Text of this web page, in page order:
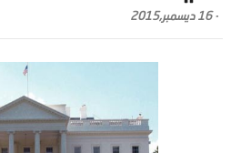
-16 ديسمبر,2015